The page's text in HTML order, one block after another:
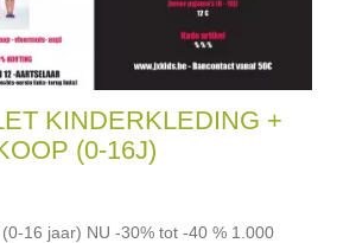
KINDERKLEDING +
(0-16J)
16 jaar) NU -30% tot -40 % 1.000